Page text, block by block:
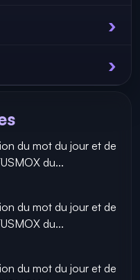
du mot du jour et de
du...
du mot du jour et de
du...
du mot du jour et de